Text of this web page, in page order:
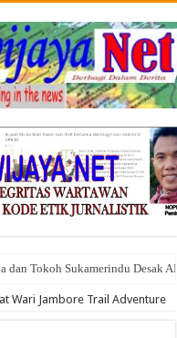
dan Tokoh Sukamerindu Desak
Wari Jambore Trail Adventure